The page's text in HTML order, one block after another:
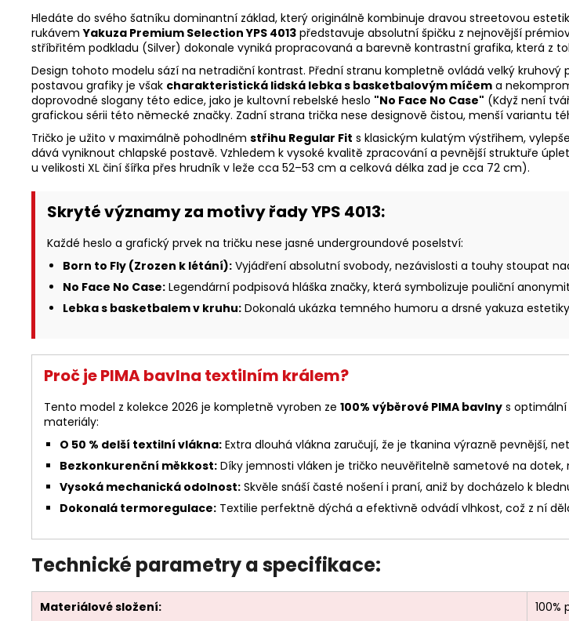
Hledáte do svého šatníku dominantní základ, který originálně kombinuje dravou streetovou
rukávemYakuza Premium Selection YPS 4013 představuje absolutní špičku z nejnovější
stříbřitém podkladu (Silver) dokonale vyniká propracovaná a barevně kontrastní grafika, která z
Design tohoto modelu sází na netradiční kontrast. Přední stranu kompletně ovládá velký
postavou grafiky je však charakteristická lidská lebka s basketbalovým míčem a
doprovodné slogany této edice, jako je kultovní rebelské heslo "No Face No Case" (Když není
grafickou sérii této německé značky. Zadní strana trička nese designově čistou, menší variantu
Tričko je užito v maximálně pohodlném střihu Regular Fit s klasickým kulatým výstřihem,
dává vyniknout chlapské postavě. Vzhledem k vysoké kvalitě zpracování a pevnější struktuře
u velikosti XL činí šířka přes hrudník v leže cca 52–53 cm a celková délka zad je cca 72 cm).
Skryté významy za motivy řady YPS 4013:
Každé heslo a grafický prvek na tričku nese jasné undergroundové poselství:
Born to Fly (Zrozen k létání): Vyjádření absolutní svobody, nezávislosti a touhy stoupat
No Face No Case: Legendární podpisová hláška značky, která symbolizuje pouliční
Lebka s basketbalem v kruhu: Dokonalá ukázka temného humoru a drsné yakuza
Proč je PIMA bavlna textilním králem?
Tento model z kolekce 2026 je kompletně vyroben ze 100% výběrové PIMA bavlny s optimální
materiály:
O 50 % delší textilní vlákna: Extra dlouhá vlákna zaručují, že je tkanina výrazně pevnější,
Bezkonkurenční měkkost: Díky jemnosti vláken je tričko neuvěřitelně sametové na
Vysoká mechanická odolnost: Skvěle snáší časté nošení i praní, aniž by docházelo k
Dokonalá termoregulace: Textilie perfektně dýchá a efektivně odvádí vlhkost, což z ní
Technické parametry a specifikace:
Materiálové složení:
100%